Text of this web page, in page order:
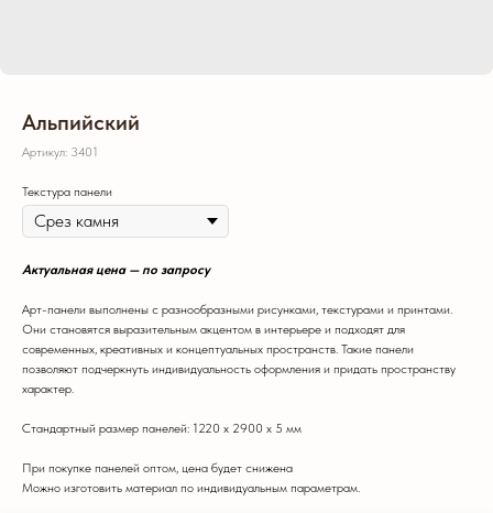
Альпийский
Артикул: 3401
Текстура панели
Актуальная цена — по запросу
Арт-панели выполнены с разнообразными рисунками, текстурами и принтами.
Они становятся выразительным акцентом в интерьере и подходят для
современных, креативных и концептуальных пространств. Такие панели
позволяют подчеркнуть индивидуальность оформления и придать пространству
характер.
Стандартный размер панелей: 1220 х 2900 х 5 мм
При покупке панелей оптом, цена будет снижена
Можно изготовить материал по индивидуальным параметрам.